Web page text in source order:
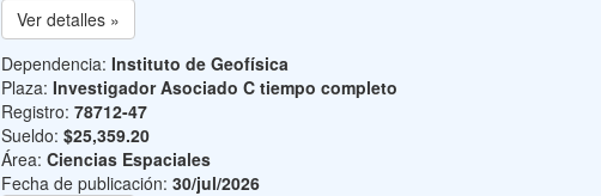
Ver detalles »
Dependencia: Instituto de Geofísica
Plaza: Investigador Asociado C tiempo completo
Registro: 78712-47
Sueldo: $25,359.20
Área: Ciencias Espaciales
Fecha de publicación: 30/jul/2026